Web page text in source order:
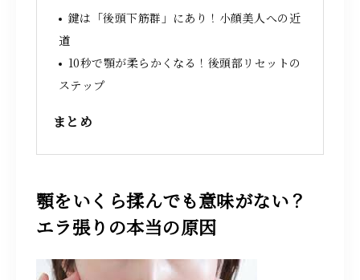
鍵は「後頭下筋群」にあり！小顔美人への近
道
10秒で顎が柔らかくなる！後頭部リセットの
ステップ
まとめ
顎をいくら揉んでも意味がない？
エラ張りの本当の原因